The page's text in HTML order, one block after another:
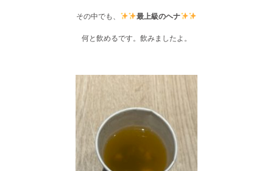
その中でも、 最上級のヘナ
何と飲めるです。飲みましたよ。